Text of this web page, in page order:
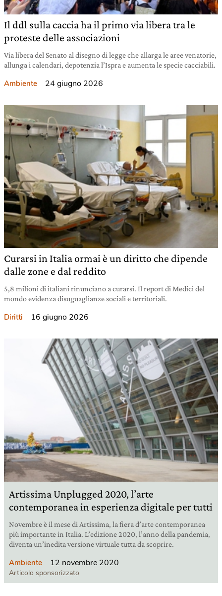
Il ddl sulla caccia ha il primo via libera tra le
proteste delle associazioni
Via libera del Senato al disegno di legge che allarga le aree venatorie,
allunga i calendari, depotenzia l’Ispra e aumenta le specie cacciabili.
Ambiente 24 giugno 2026
Curarsi in Italia ormai è un diritto che dipende
dalle zone e dal reddito
5,8 milioni di italiani rinunciano a curarsi. Il report di Medici del
mondo evidenza disuguaglianze sociali e territoriali.
Diritti 16 giugno 2026
Artissima Unplugged 2020, l’arte
contemporanea in esperienza digitale per tutti
Novembre è il mese di Artissima, la fiera d’arte contemporanea
più importante in Italia. L’edizione 2020, l’anno della pandemia,
diventa un’inedita versione virtuale tutta da scoprire.
Ambiente 12 novembre 2020
Articolo sponsorizzato